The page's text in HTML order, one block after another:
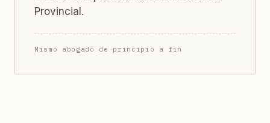
Provincial.
Mismo abogado de principio a fin